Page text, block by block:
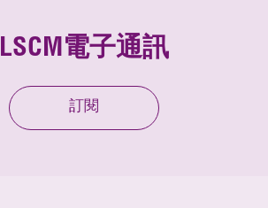
LSCM電子通訊
訂閱